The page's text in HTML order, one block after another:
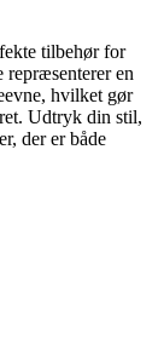
tilbehør for
en
hvilket gør
Udtryk din stil,
der er både